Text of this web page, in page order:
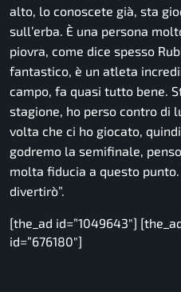
alto, lo conoscete già, sta
sull’erba. È una persona
piovra, come dice spesso
fantastico, è un atleta
campo, fa quasi tutto bene.
stagione, ho perso contro di
volta che ci ho giocato,
godremo la semifinale,
molta fiducia a questo punto.
divertirò”.
[the_ad id=”1049643″]
id=”676180″]